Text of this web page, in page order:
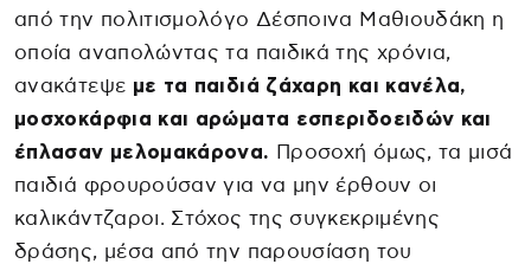
από την πολιτισμολόγο Δέσποινα Μαθιουδάκη η
οποία αναπολώντας τα παιδικά της χρόνια,
ανακάτεψε με τα παιδιά ζάχαρη και κανέλα,
μοσχοκάρφια και αρώματα εσπεριδοειδών και
έπλασαν μελομακάρονα. Προσοχή όμως, τα μισά
παιδιά φρουρούσαν για να μην έρθουν οι
καλικάντζαροι. Στόχος της συγκεκριμένης
δράσης, μέσα από την παρουσίαση του